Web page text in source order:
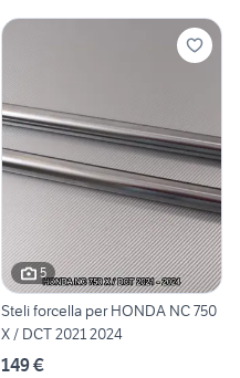
5
Steli forcella per HONDA NC 750
X / DCT 2021 2024
149 €